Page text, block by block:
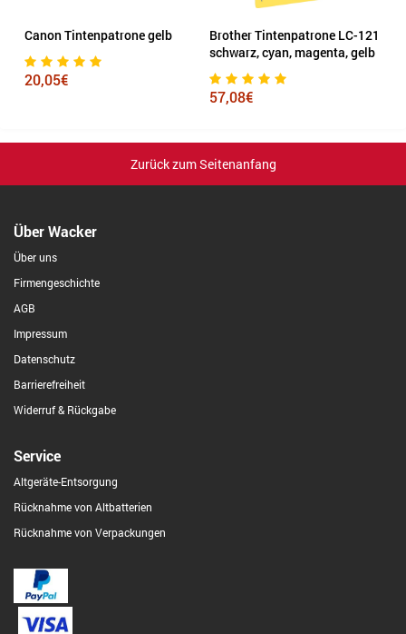
Canon Tintenpatrone gelb
20,05€
Brother Tintenpatrone LC-121
schwarz, cyan, magenta, gelb
57,08€
Zurück zum Seitenanfang
Über Wacker
Über uns
Firmengeschichte
AGB
Impressum
Datenschutz
Barrierefreiheit
Widerruf & Rückgabe
Service
Altgeräte-Entsorgung
Rücknahme von Altbatterien
Rücknahme von Verpackungen